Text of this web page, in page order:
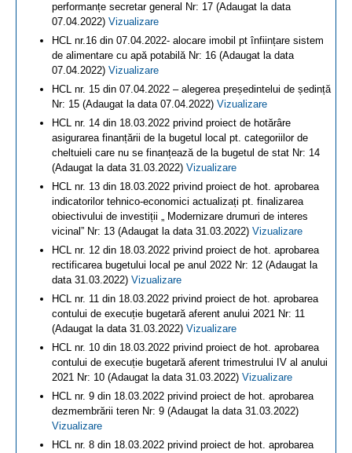
performanțe secretar general Nr: 17 (Adaugat la data
07.04.2022) Vizualizare
HCL nr.16 din 07.04.2022- alocare imobil pt înființare sistem
de alimentare cu apă potabilă Nr: 16 (Adaugat la data
07.04.2022) Vizualizare
HCL nr. 15 din 07.04.2022 – alegerea președintelui de ședință
Nr: 15 (Adaugat la data 07.04.2022) Vizualizare
HCL nr. 14 din 18.03.2022 privind proiect de hotărâre
asigurarea finanțării de la bugetul local pt. categoriilor de
cheltuieli care nu se finanțează de la bugetul de stat Nr: 14
(Adaugat la data 31.03.2022) Vizualizare
HCL nr. 13 din 18.03.2022 privind proiect de hot. aprobarea
indicatorilor tehnico-economici actualizați pt. finalizarea
obiectivului de investiții „ Modernizare drumuri de interes
vicinal” Nr: 13 (Adaugat la data 31.03.2022) Vizualizare
HCL nr. 12 din 18.03.2022 privind proiect de hot. aprobarea
rectificarea bugetului local pe anul 2022 Nr: 12 (Adaugat la
data 31.03.2022) Vizualizare
HCL nr. 11 din 18.03.2022 privind proiect de hot. aprobarea
contului de execuție bugetară aferent anului 2021 Nr: 11
(Adaugat la data 31.03.2022) Vizualizare
HCL nr. 10 din 18.03.2022 privind proiect de hot. aprobarea
contului de execuție bugetară aferent trimestrului IV al anului
2021 Nr: 10 (Adaugat la data 31.03.2022) Vizualizare
HCL nr. 9 din 18.03.2022 privind proiect de hot. aprobarea
dezmembrării teren Nr: 9 (Adaugat la data 31.03.2022)
Vizualizare
HCL nr. 8 din 18.03.2022 privind proiect de hot. aprobarea